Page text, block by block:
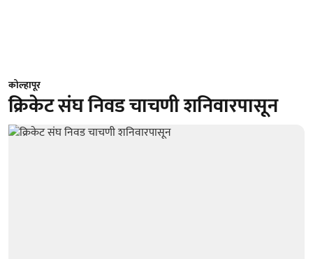
कोल्हापूर
क्रिकेट संघ निवड चाचणी शनिवारपासून